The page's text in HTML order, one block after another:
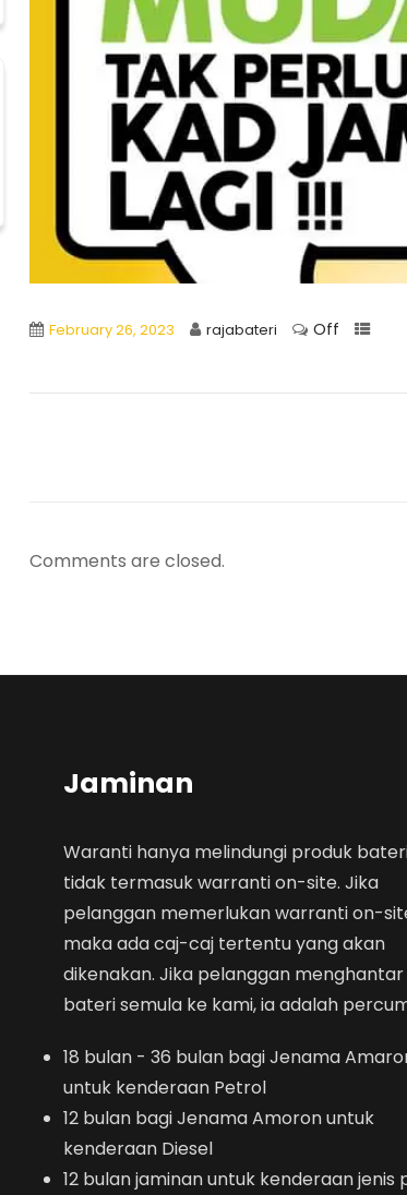
February 26, 2023 rajabateri Off
Comments are closed.
Jaminan
Waranti hanya melindungi produk
tidak termasuk warranti on-site. Jika
pelanggan memerlukan warranti on-
maka ada caj-caj tertentu yang akan
dikenakan. Jika pelanggan menghantar
bateri semula ke kami, ia adalah
18 bulan - 36 bulan bagi Jenama
untuk kenderaan Petrol
12 bulan bagi Jenama Amoron untuk
kenderaan Diesel
12 bulan jaminan untuk kenderaan jenis